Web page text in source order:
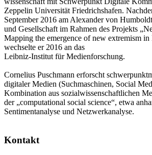
Zeppelin Universität Friedrichshafen.
September 2016 am Alexander von
und Gesellschaft im Rahmen des Projekts
Mapping the emergence of new extremism in
wechselte er 2016 an das
Leibniz-Institut für Medienforschung.
Cornelius Puschmann erforscht
digitaler Medien (Suchmaschinen, Social
Kombination aus sozialwissenschaftlichen
der „computational social science“, etwa
Sentimentanalyse und Netzwerkanalyse.
Kontakt